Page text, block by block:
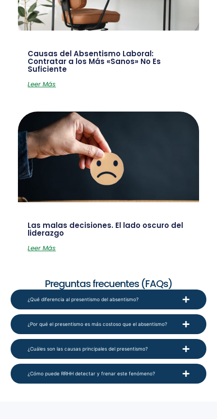
Causas del Absentismo Laboral:
Contratar a los Más «Sanos» No Es
Suficiente
Leer Más
Las malas decisiones. El lado oscuro del
liderazgo
Leer Más
Preguntas frecuentes (FAQs)
¿Qué diferencia al presentismo del absentismo?
¿Por qué el presentismo es más costoso que el absentismo?
¿Cuáles son las causas principales del presentismo?
¿Cómo puede RRHH detectar y frenar este fenómeno?